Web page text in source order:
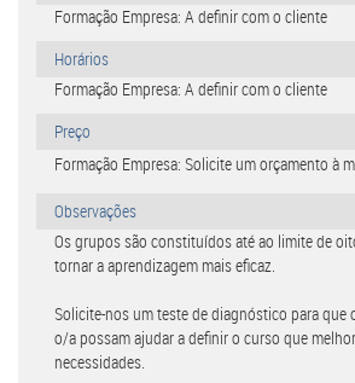
Formação Empresa: A definir com o cliente
Horários
Formação Empresa: A definir com o cliente
Preço
Formação Empresa: Solicite um orçamento à
Observações
Os grupos são constituídos até ao limite de
tornar a aprendizagem mais eficaz.
Solicite-nos um teste de diagnóstico para que
o/a possam ajudar a definir o curso que
necessidades.